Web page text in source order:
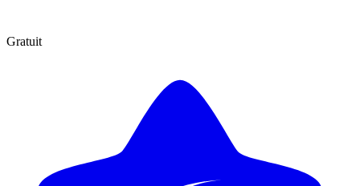
Gratuit